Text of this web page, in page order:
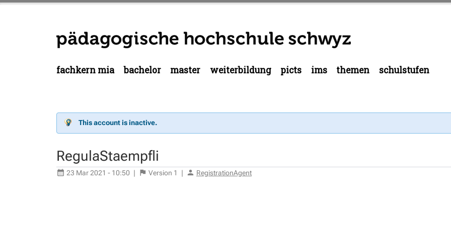
fachkern mia bachelor master weiterbildung picts ims themen schulstufen
This account is inactive.
RegulaStaempfli
23 Mar 2021 - 10:50 | Version 1 | RegistrationAgent